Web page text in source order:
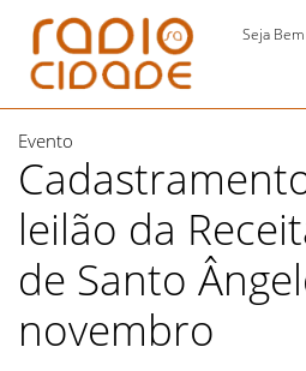
Seja
Evento
leilão da
de Santo
novembro